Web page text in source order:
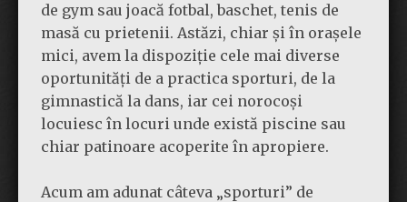
de gym sau joacă fotbal, baschet, tenis de
masă cu prietenii. Astăzi, chiar și în orașele
mici, avem la dispoziție cele mai diverse
oportunități de a practica sporturi, de la
gimnastică la dans, iar cei norocoși
locuiesc în locuri unde există piscine sau
chiar patinoare acoperite în apropiere.
Acum am adunat câteva „sporturi” de